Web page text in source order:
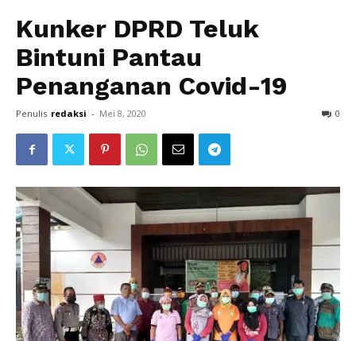
Kunker DPRD Teluk
Bintuni Pantau
Penanganan Covid-19
Penulis redaksi - Mei 8, 2020 0